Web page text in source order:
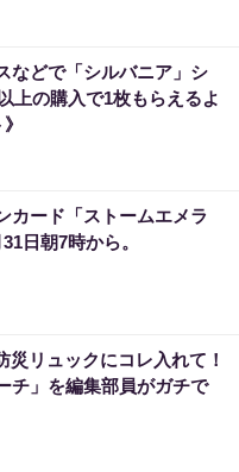
などで「シルバニア」シ
上の購入で1枚もらえるよ
カード「ストームエメラ
日朝7時から。
災リュックにコレ入れて！
チ」を編集部員がガチで